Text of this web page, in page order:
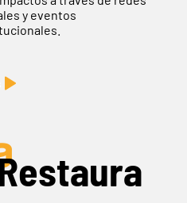
y eventos